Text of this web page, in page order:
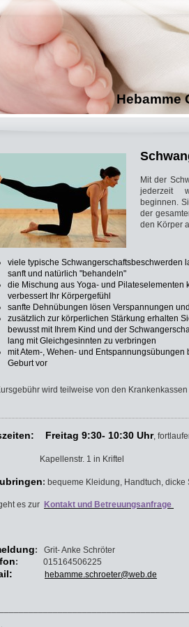
Anke
Mit der
jederzeit
beginnen.
der
den Körper
viele typische Schwangerschaftsbeschwerden
sanft und natürlich "behandeln"
die Mischung aus Yoga- und Pilateselementen
verbessert Ihr Körpergefühl
sanfte Dehnübungen lösen Verspannungen
zusätzlich zur körperlichen Stärkung erhalten
bewusst mit Ihrem Kind und der
lang mit Gleichgesinnten zu verbringen
mit Atem-, Wehen- und
Geburt vor
wird teilweise von den
Freitag 9:30- 10:30 Uhr,
Kapellenstr. 1 in Kriftel
: bequeme Kleidung, Handtuch, dicke
es zur Kontakt und Betreuungsanfrage
: Grit- Anke Schröter
: 015164506225
hebamme.schroeter@web.de